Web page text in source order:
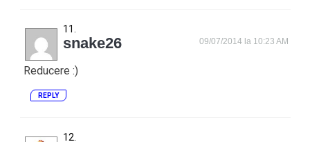
snake26 09/07/2014 la 10:23 AM
Reducere :)
REPLY